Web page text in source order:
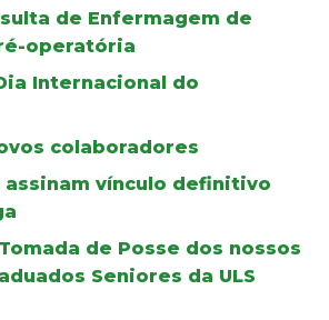
de Enfermagem de
operatória
Internacional do
colaboradores
vínculo definitivo
de Posse dos nossos
Seniores da ULS